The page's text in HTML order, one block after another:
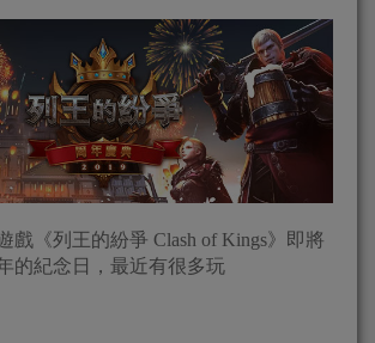
戲《列王的紛爭 Clash of Kings》即將
的紀念日，最近有很多玩